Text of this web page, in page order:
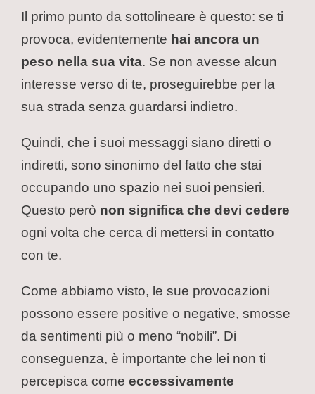
Il primo punto da sottolineare è questo: se ti
provoca, evidentemente hai ancora un
peso nella sua vita. Se non avesse alcun
interesse verso di te, proseguirebbe per la
sua strada senza guardarsi indietro.
Quindi, che i suoi messaggi siano diretti o
indiretti, sono sinonimo del fatto che stai
occupando uno spazio nei suoi pensieri.
Questo però non significa che devi cedere
ogni volta che cerca di mettersi in contatto
con te.
Come abbiamo visto, le sue provocazioni
possono essere positive o negative, smosse
da sentimenti più o meno “nobili”. Di
conseguenza, è importante che lei non ti
percepisca come eccessivamente